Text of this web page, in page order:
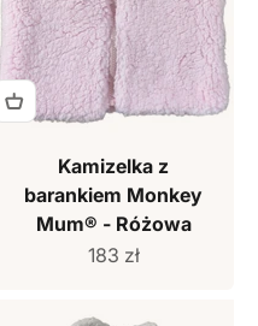
Kamizelka z
barankiem Monkey
Mum® - Różowa
Cena sprzedaży
183 zł